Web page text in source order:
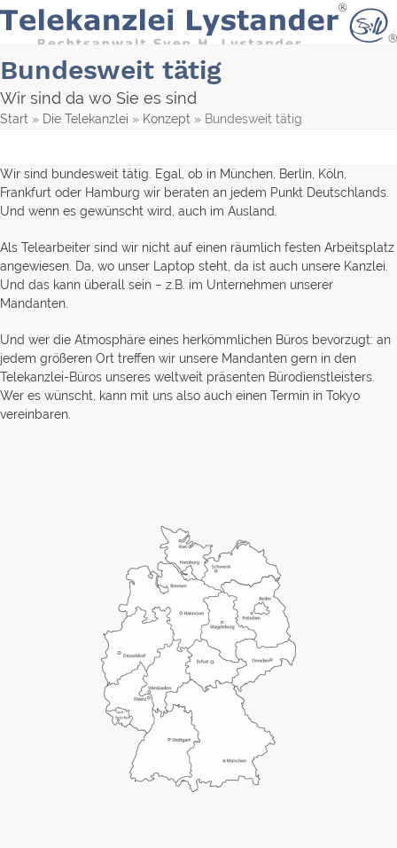
Skip
content
Bundesweit tätig
Wir sind da wo Sie es sind
Start » Die Telekanzlei » Konzept » Bundesweit tätig
Wir sind bundesweit tätig. Egal, ob in München, Berlin, Köln,
Frankfurt oder Hamburg wir beraten an jedem Punkt Deutschlands.
Und wenn es gewünscht wird, auch im Ausland.
Als Telearbeiter sind wir nicht auf einen räumlich festen Arbeitsplatz
angewiesen. Da, wo unser Laptop steht, da ist auch unsere Kanzlei.
Und das kann überall sein – z.B. im Unternehmen unserer
Mandanten.
Und wer die Atmosphäre eines herkömmlichen Büros bevorzugt: an
jedem größeren Ort treffen wir unsere Mandanten gern in den
Telekanzlei-Büros unseres weltweit präsenten Bürodienstleisters.
Wer es wünscht, kann mit uns also auch einen Termin in Tokyo
vereinbaren.